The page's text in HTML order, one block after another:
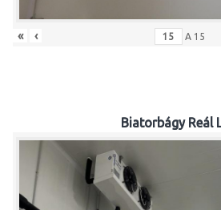
« ‹ A 15
Biatorbágy Reál